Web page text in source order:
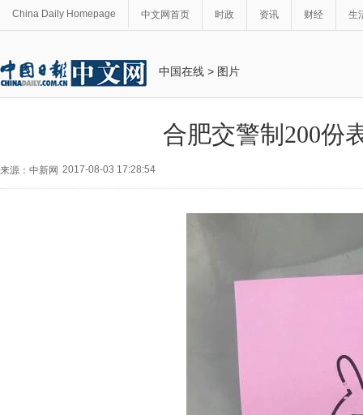
China Daily Homepage 中文网首页 时政 资讯 财经 生
中国在线 > 图片
合肥交警制200份
来源：中新网 2017-08-03 17:28:54